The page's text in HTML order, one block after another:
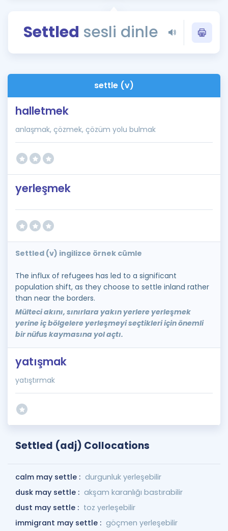
Rehberlik Aracı
ÖSYM Sınav Takvimi
Kampanyalar
Blog
Settled sesli dinle
settle (v)
halletmek
anlaşmak, çözmek, çözüm yolu bulmak
yerleşmek
Settled (v) ingilizce örnek cümle
The influx of refugees has led to a significant
population shift, as they choose to settle inland rather
than near the borders.
Mülteci akını, sınırlara yakın yerlere yerleşmek
yerine iç bölgelere yerleşmeyi seçtikleri için önemli
bir nüfus kaymasına yol açtı.
yatışmak
yatıştırmak
Settled (adj) Collocations
calm may settle : durgunluk yerleşebilir
dusk may settle : akşam karanlığı bastırabilir
dust may settle : toz yerleşebilir
immigrant may settle : göçmen yerleşebilir